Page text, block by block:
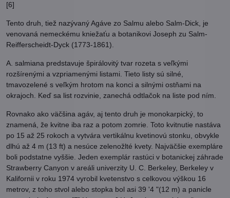
[6]
Tento druh, tiež nazývaný Agáve zo Salmu alebo Salm-Dick, je
venovaná nemeckému kniežaťu a botanikovi Joseph zu Salm-
Reifferscheidt-Dyck (1773-1861).
A. salmiana predstavuje špirálovitý tvar rozeta s veľkými
rozšírenými a vzpriamenými listami. Tieto listy sú silné,
tmavozelené s veľkým hrotom na konci a silnými ostňami na
okrajoch. Keď sa list rozvinie, zanechá odtlačok na liste pod ním.
Rovnako ako väčšina agáv, aj tento druh je monokarpický, to
znamená, že kvitne iba raz a potom zomrie. Toto kvitnutie nastáva
po 15 až 25 rokoch a vytvára vertikálnu kvetinovú stonku, obvykle
dlhú až 4 m (13 ft) a nesúce zelenožlté kvety. Najväčšie exempláre
boli podstatne vyššie. Jeden exemplár rastúci v botanickej záhrade
Strawberry Canyon v areáli univerzity U. C. Berkeley, Berkeley v
Kalifornii v roku 1974 vyrobil kvetenstvo s celkovou výškou 16
metrov, z toho stvol alebo stopka bol asi 39 '4 "(12 m) a panicle